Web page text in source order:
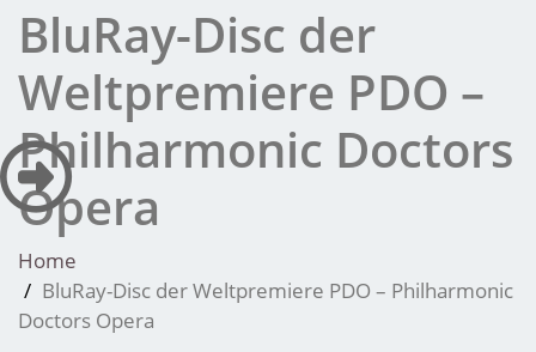
BluRay-Disc der
Weltpremiere PDO –
Philharmonic Doctors
Opera
Home
BluRay-Disc der Weltpremiere PDO – Philharmonic
Doctors Opera